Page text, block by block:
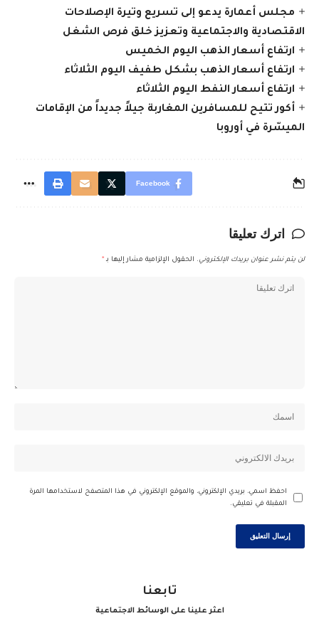
مجلس أعمارة يدعو إلى تسريع وتيرة الإصلاحات
الاقتصادية والاجتماعية وتعزيز خلق فرص الشغل
ارتفاع أسعار الذهب اليوم الخميس
ارتفاع أسعار الذهب بشكل طفيف اليوم الثلاثاء
ارتفاع أسعار النفط اليوم الثلاثاء
أكور تتيح للمسافرين المغاربة جيلاً جديداً من الإقامات
الميسّرة في أوروبا
Facebook
اترك تعليقا
لن يتم نشر عنوان بريدك الإلكتروني. الحقول الإلزامية مشار إليها بـ *
احفظ اسمي، بريدي الإلكتروني، والموقع الإلكتروني في هذا المتصفح لاستخدامها المرة
المقبلة في تعليقي.
تابعنا
اعثر علينا على الوسائط الاجتماعية